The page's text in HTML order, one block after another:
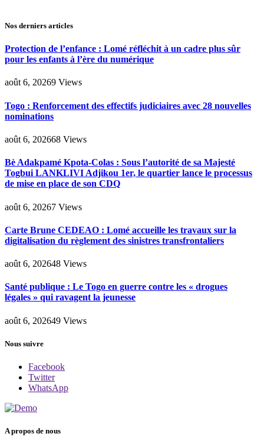
Nos derniers articles
Protection de l’enfance : Lomé réfléchit à un cadre plus sûr
pour les enfants à l’ère du numérique
août 6, 20269 Views
Togo : Renforcement des effectifs judiciaires avec 28 nouvelles
nominations
août 6, 202668 Views
Bè Adakpamé Kpota-Colas : Sous l’autorité de sa Majesté
Togbui LANKLIVI Adjikou 1er, le quartier lance le processus
de mise en place de son CDQ
août 6, 20267 Views
Carte Brune CEDEAO : Lomé accueille les travaux sur la
digitalisation du règlement des sinistres transfrontaliers
août 6, 202648 Views
Santé publique : Le Togo en guerre contre les « drogues
légales » qui ravagent la jeunesse
août 6, 202649 Views
Nous suivre
Facebook
Twitter
WhatsApp
A propos de nous